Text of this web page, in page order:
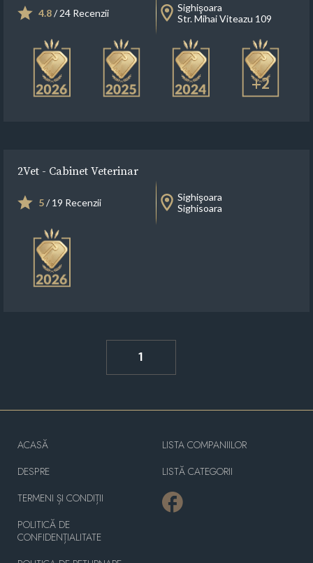
4.8/ 24 Recenzii
Sighişoara
Str. Mihai Viteazu 109
+2
2Vet - Cabinet Veterinar
5/ 19 Recenzii
Sighişoara
Sighisoara
1
ACASĂ
DESPRE
TERMENI ȘI CONDIȚII
POLITICĂ DE
CONFIDENȚIALITATE
LISTA COMPANIILOR
LISTĂ CATEGORII